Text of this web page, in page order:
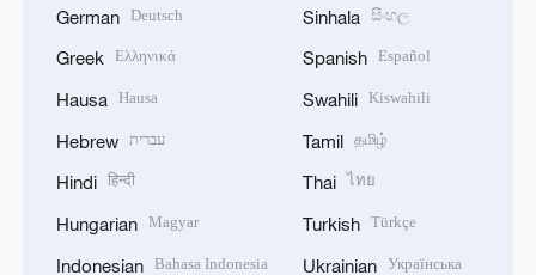
German Deutsch
Greek Ελληνικά
Hausa Hausa
Hebrew עברית
Hindi हिन्दी
Hungarian Magyar
Indonesian Bahasa Indonesia
Sinhala සිංහල
Spanish Español
Swahili Kiswahili
Tamil தமிழ்
Thai ไทย
Turkish Türkçe
Ukrainian Українська